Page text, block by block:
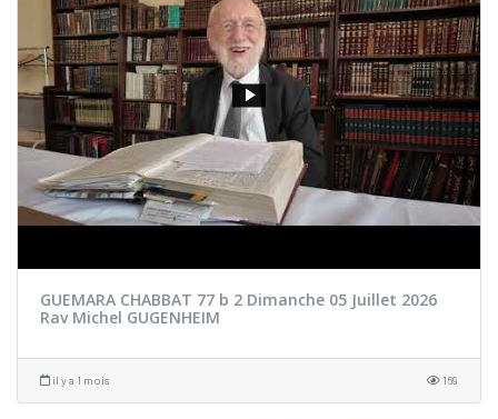
GUEMARA CHABBAT 77 b 2 Dimanche 05 Juillet 2026
Rav Michel GUGENHEIM
il y a 1 mois 169